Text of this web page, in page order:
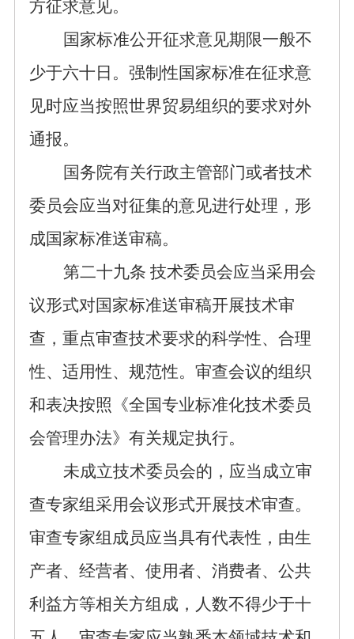
方征求意见。
国家标准公开征求意见期限一般不
少于六十日。 强制性国家标准在征求意
见时应当按照世界贸易组织的要求对外
通报。
国务院有关行政主管部门或者技术
委员会应当对征集的意见进行处理，形
成国家标准送审稿。
第二十九条 技术委员会应当采用会
议形式对国家标准送审稿开展技术审
查，重点审查技术要求的科学性、合理
性、适用性、规范性。审查会议的组织
和表决按照《全国专业标准化技术委员
会管理办法》有关规定执行。
未成立技术委员会的，应当成立审
查专家组采用会议形式开展技术审查。
审查专家组成员应当具有代表性， 由生
产者、经营者、使用者、消费者、公共
利益方等相关方组成，人数不得少于十